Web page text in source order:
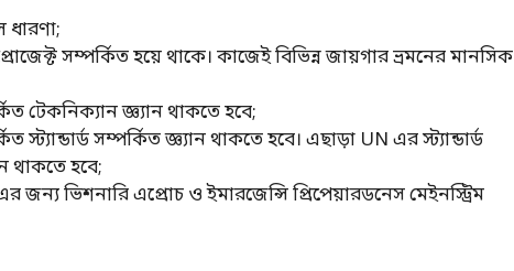
ধারণা;
সম্পর্কিত হয়ে থাকে। কাজেই বিভিন্ন জায়গার ভ্রমনের মানসিক
টেকনিক্যান জ্ঞ্যান থাকতে হবে;
স্ট্যান্ডার্ড সম্পর্কিত জ্ঞ্যান থাকতে হবে। এছাড়া UN এর স্ট্যান্ডার্ড
থাকতে হবে;
জন্য ভিশনারি এপ্রোচ ও ইমারজেন্সি প্রিপেয়ারডনেস মেইনস্ট্রিম